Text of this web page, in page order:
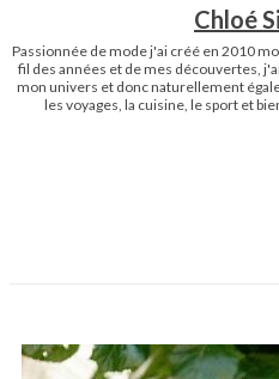
Chloé
Passionnée de mode j'ai créé en 2010
fil des années et de mes découvertes,
mon univers et donc naturellement
les voyages, la cuisine, le sport et